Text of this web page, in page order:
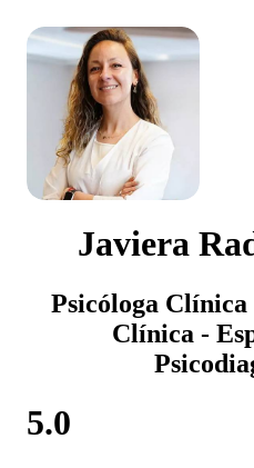
Javiera
Psicóloga
Clínica -
5.0